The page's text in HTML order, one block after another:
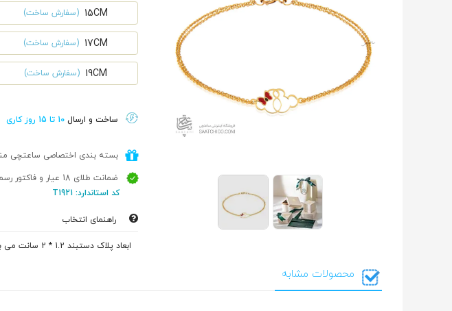
15CM (سفارش ساخت)
17CM (سفارش ساخت)
19CM (سفارش ساخت)
ساخت و ارسال 10 تا 15 روز کاری
بسته بندی اختصاصی ساعتچی
ضمانت طلای 18 عیار و فاکتور رسمی
کد استاندارد: T1921
راهنمای انتخاب
ابعاد پلاک دستبند 1.2 * 2 سانت می باشد.
محصولات مشابه